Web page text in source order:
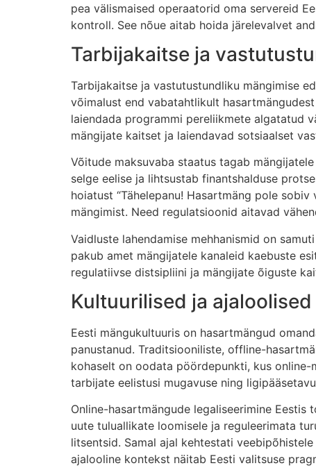
pea välismaised operaatorid oma servereid
kontroll. See nõue aitab hoida järelevalvet
Tarbijakaitse ja
Tarbijakaitse ja vastutustundliku mängimise
võimalust end vabatahtlikult
laiendada programmi pereliikmete algatatud
mängijate kaitset ja laiendavad sotsiaalset
Võitude maksuvaba staatus tagab
selge eelise ja lihtsustab finantshalduse
hoiatust “Tähelepanu! Hasartmäng pole
mängimist. Need regulatsioonid aitavad
Vaidluste lahendamise mehhanismid on
pakub amet mängijatele kanaleid kaebuste
regulatiivse distsipliini ja mängijate õiguste
Kultuurilised ja
Eesti mängukultuuris on hasartmängud
panustanud. Traditsiooniliste, offline-
kohaselt on oodata pöördepunkti, kus
tarbijate eelistusi mugavuse ning
Online-hasartmängude legaliseerimine Eestis
uute tuluallikate loomisele ja reguleerimata
litsentsid. Samal ajal kehtestati
ajalooline kontekst näitab Eesti valitsuse